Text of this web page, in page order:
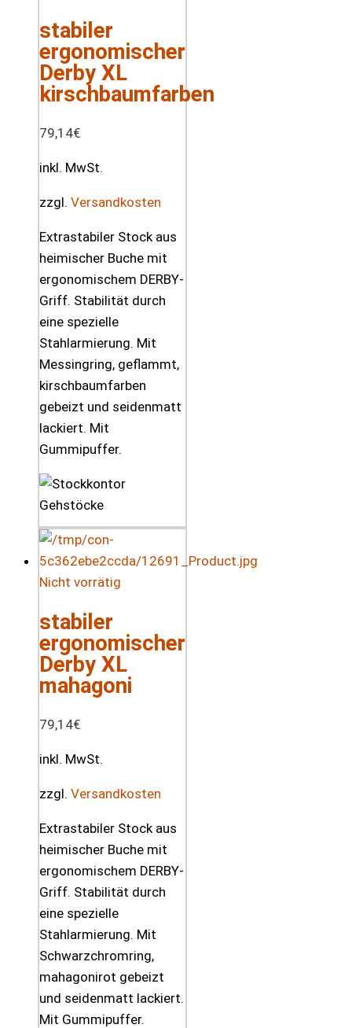
stabiler
ergonomischer
Derby XL
kirschbaumfarben
79,14€
inkl. MwSt.
zzgl. Versandkosten
Extrastabiler Stock aus
heimischer Buche mit
ergonomischem DERBY-
Griff. Stabilität durch
eine spezielle
Stahlarmierung. Mit
Messingring, geflammt,
kirschbaumfarben
gebeizt und seidenmatt
lackiert. Mit
Gummipuffer.
Nicht vorrätig
stabiler
ergonomischer
Derby XL
mahagoni
79,14€
inkl. MwSt.
zzgl. Versandkosten
Extrastabiler Stock aus
heimischer Buche mit
ergonomischem DERBY-
Griff. Stabilität durch
eine spezielle
Stahlarmierung. Mit
Schwarzchromring,
mahagonirot gebeizt
und seidenmatt lackiert.
Mit Gummipuffer.